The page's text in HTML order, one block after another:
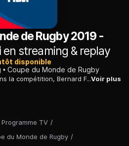
Programme TV /
du Monde de Rugby /
de Rugby 2019 -
en streaming & replay
disponible
Coupe du Monde de Rugby
Pour leur premier match dans la compétition, Bernard Foley et les Wallabies voudront mettre de l'application face aux Fidji.Voir plus